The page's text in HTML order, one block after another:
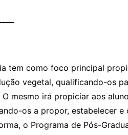
tem como foco principal
vegetal, qualificando-os
mesmo irá propiciar aos
os a propor, estabelecer e
o Programa de Pós-